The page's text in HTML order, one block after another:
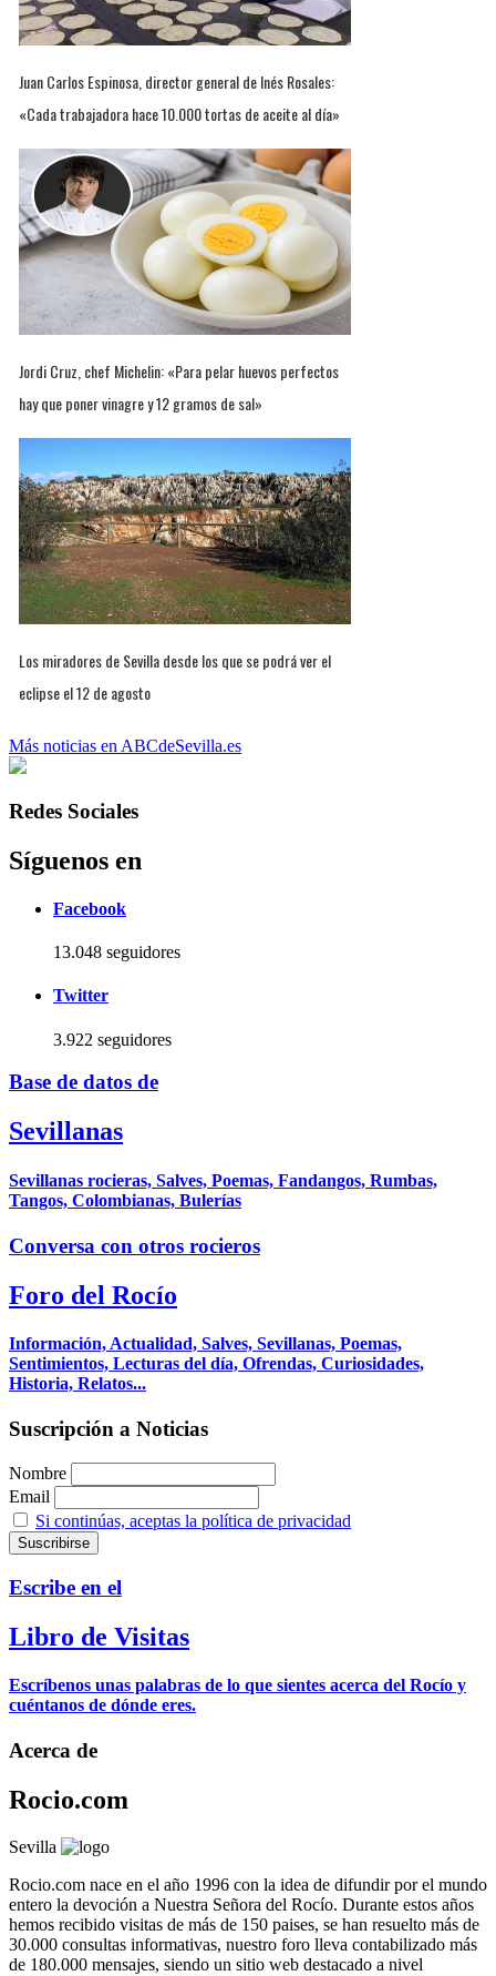
Juan Carlos Espinosa, director general de Inés Rosales:
«Cada trabajadora hace 10.000 tortas de aceite al día»
Jordi Cruz, chef Michelin: «Para pelar huevos perfectos
hay que poner vinagre y 12 gramos de sal»
Los miradores de Sevilla desde los que se podrá ver el
eclipse el 12 de agosto
Más noticias en ABCdeSevilla.es
Redes Sociales
Síguenos en
Facebook
13.048 seguidores
Twitter
3.922 seguidores
Base de datos de
Sevillanas
Sevillanas rocieras, Salves, Poemas, Fandangos, Rumbas,
Tangos, Colombianas, Bulerías
Conversa con otros rocieros
Foro del Rocío
Información, Actualidad, Salves, Sevillanas, Poemas,
Sentimientos, Lecturas del día, Ofrendas, Curiosidades,
Historia, Relatos...
Suscripción a Noticias
Nombre
Email
Si continúas, aceptas la política de privacidad
Escribe en el
Libro de Visitas
Escríbenos unas palabras de lo que sientes acerca del Rocío y
cuéntanos de dónde eres.
Acerca de
Rocio.com
Sevilla
Rocio.com nace en el año 1996 con la idea de difundir por el mundo
entero la devoción a Nuestra Señora del Rocío. Durante estos años
hemos recibido visitas de más de 150 paises, se han resuelto más de
30.000 consultas informativas, nuestro foro lleva contabilizado más
de 180.000 mensajes, siendo un sitio web destacado a nivel